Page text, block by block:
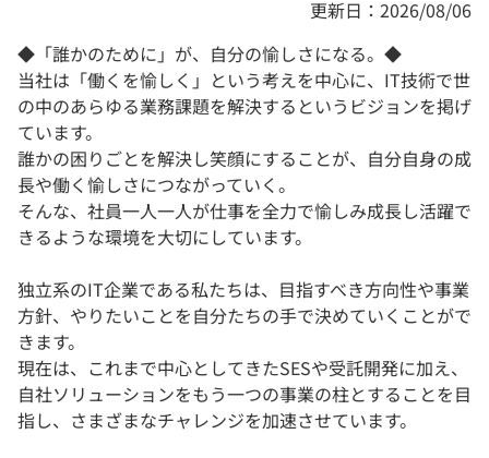
更新日：2026/08/06
◆「誰かのために」が、自分の愉しさになる。◆
当社は「働くを愉しく」という考えを中心に、IT技術で世
の中のあらゆる業務課題を解決するというビジョンを掲げ
ています。
誰かの困りごとを解決し笑顔にすることが、自分自身の成
長や働く愉しさにつながっていく。
そんな、社員一人一人が仕事を全力で愉しみ成長し活躍で
きるような環境を大切にしています。
独立系のIT企業である私たちは、目指すべき方向性や事業
方針、やりたいことを自分たちの手で決めていくことがで
きます。
現在は、これまで中心としてきたSESや受託開発に加え、
自社ソリューションをもう一つの事業の柱とすることを目
指し、さまざまなチャレンジを加速させています。